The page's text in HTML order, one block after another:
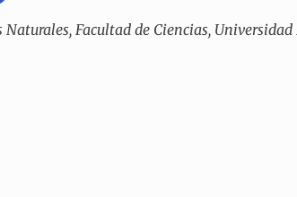
Facultad de Ciencias,